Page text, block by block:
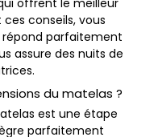
conseils, vous
répond parfaitement
assure des nuits de
du matelas ?
est une étape
parfaitement